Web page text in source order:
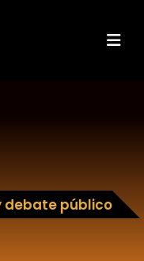
debate público